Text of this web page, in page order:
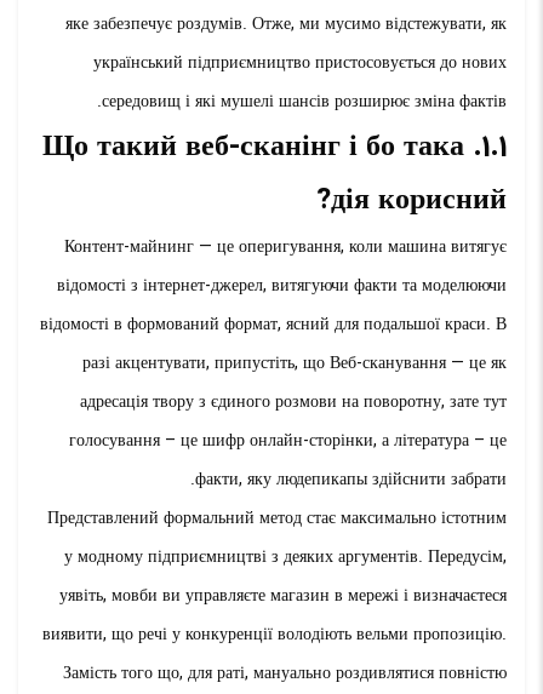
яке забезпечує роздумів. Отже, ми мусимо відстежувати, як
український підприємництво пристосовується до нових
середовищ і які мушелі шансів розширює зміна фактів.
1.1. Що такий веб-сканінг і бо така
дія корисний?
Контент-майнинг — це оперигування, коли машина витягує
відомості з інтернет-джерел, витягуючи факти та моделюючи
відомості в формований формат, ясний для подальшої краси. В
разі акцентувати, припустіть, що Веб-сканування — це як
адресація твору з єдиного розмови на поворотну, зате тут
голосування – це шифр онлайн-сторінки, а література – це
факти, яку людепикапы здійснити забрати.
Представлений формальний метод стає максимально істотним
у модному підприємництві з деяких аргументів. Передусім,
уявіть, мовби ви управляєте магазин в мережі і визначаєтеся
виявити, що речі у конкуренції володіють вельми пропозицію.
Замість того що, для раті, мануально роздивлятися повністю